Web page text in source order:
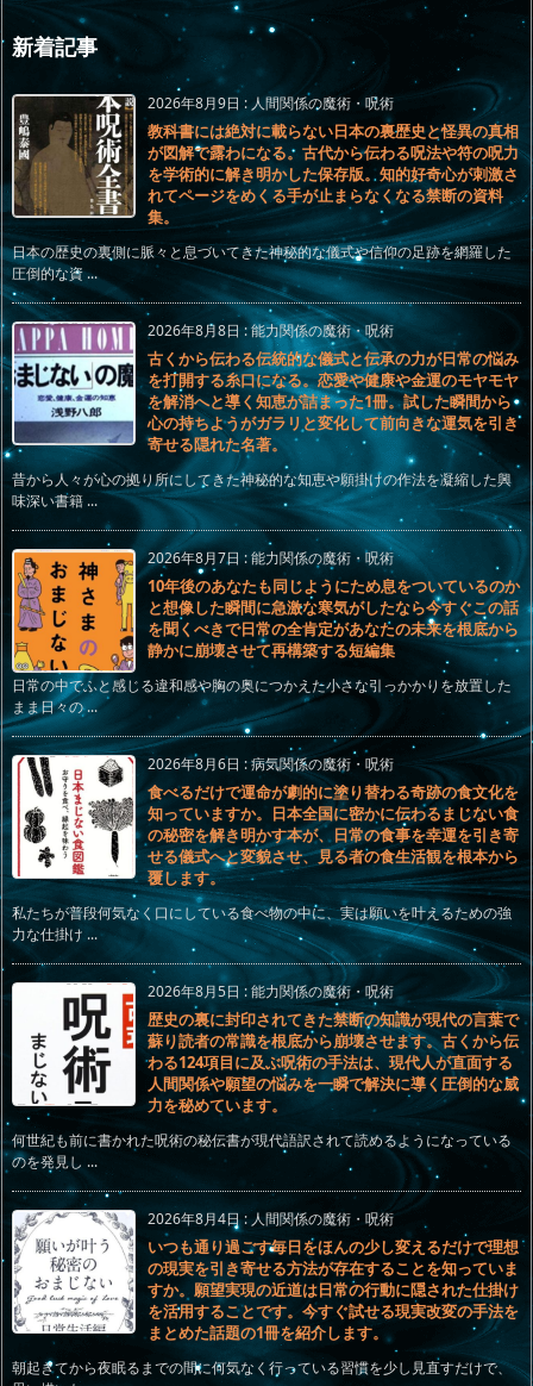
新着記事
2026年8月9日 :人間関係の魔術・呪術
教科書には絶対に載らない日本の裏歴史と怪異の真相
が図解で露わになる。古代から伝わる呪法や符の呪力
を学術的に解き明かした保存版。知的好奇心が刺激さ
れてページをめくる手が止まらなくなる禁断の資料
集。
日本の歴史の裏側に脈々と息づいてきた神秘的な儀式や信仰の足跡を網羅した
圧倒的な資 ...
2026年8月8日:能力関係の魔術・呪術
古くから伝わる伝統的な儀式と伝承の力が日常の悩み
を打開する糸口になる。恋愛や健康や金運のモヤモヤ
を解消へと導く知恵が詰まった1冊。試した瞬間から
心の持ちようがガラリと変化して前向きな運気を引き
寄せる隠れた名著。
昔から人々が心の拠り所にしてきた神秘的な知恵や願掛けの作法を凝縮した興
味深い書籍 ...
2026年8月7日 :能力関係の魔術・呪術
10年後のあなたも同じようにため息をついているのか
と想像した瞬間に急激な寒気がしたなら今すぐこの話
を聞くべきで日常の全肯定があなたの未来を根底から
静かに崩壊させて再構築する短編集
日常の中でふと感じる違和感や胸の奥につかえた小さな引っかかりを放置した
まま日々の ...
2026年8月6日 :病気関係の魔術・呪術
食べるだけで運命が劇的に塗り替わる奇跡の食文化を
知っていますか。日本全国に密かに伝わるまじない食
の秘密を解き明かす本が、日常の食事を幸運を引き寄
せる儀式へと変貌させ、見る者の食生活観を根本から
覆します。
私たちが普段何気なく口にしている食べ物の中に、実は願いを叶えるための強
力な仕掛け ...
2026年8月5日 :能力関係の魔術・呪術
歴史の裏に封印されてきた禁断の知識が現代の言葉で
蘇り読者の常識を根底から崩壊させます。古くから伝
わる124項目に及ぶ呪術の手法は、現代人が直面する
人間関係や願望の悩みを一瞬で解決に導く圧倒的な威
力を秘めています。
何世紀も前に書かれた呪術の秘伝書が現代語訳されて読めるようになっている
のを発見し ...
2026年8月4日:人間関係の魔術・呪術
いつも通り過ごす毎日をほんの少し変えるだけで理想
の現実を引き寄せる方法が存在することを知っていま
すか。願望実現の近道は日常の行動に隠された仕掛け
を活用することです。今すぐ試せる現実改変の手法を
まとめた話題の1冊を紹介します。
朝起きてから夜眠るまでの間に何気なく行っている習慣を少し見直すだけで、